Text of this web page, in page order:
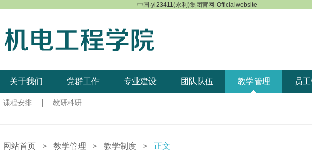
中国·yl23411(永利)集团官网-Officialwebsite
关于我们 党群工作 专业建设 团队队伍 教学管理 员
课程安排 教研科研
网站首页 ＞ 教学管理 ＞ 教学制度 ＞ 正文